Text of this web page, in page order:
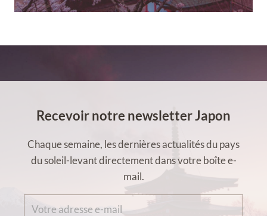
Recevoir notre newsletter Japon
Chaque semaine, les dernières actualités du pays
du soleil-levant directement dans votre boîte e-
mail.